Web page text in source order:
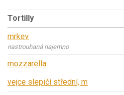
Tortilly
mrkev
nastrouhaná najemno
mozzarella
vejce slepičí střední, m